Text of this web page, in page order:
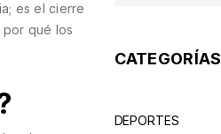
es el cierre
por qué los
CATEGORÍAS
DEPORTES